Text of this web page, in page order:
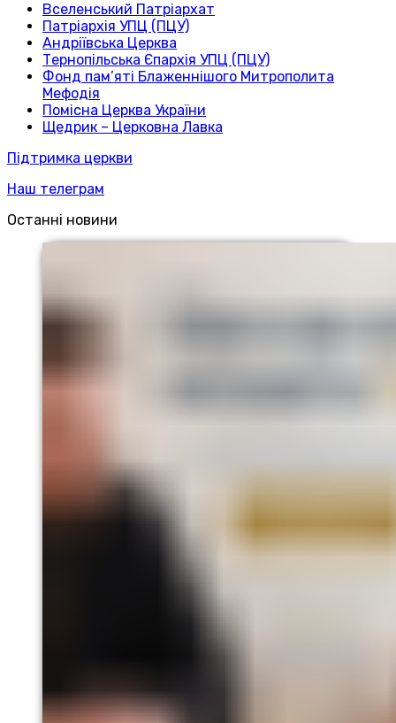
Вселенський Патріархат
Патріархія УПЦ (ПЦУ)
Андріївська Церква
Тернопільська Єпархія УПЦ (ПЦУ)
Фонд пам’яті Блаженнішого Митрополита
Мефодія
Помісна Церква України
Щедрик – Церковна Лавка
Підтримка церкви
Наш телеграм
Останні новини